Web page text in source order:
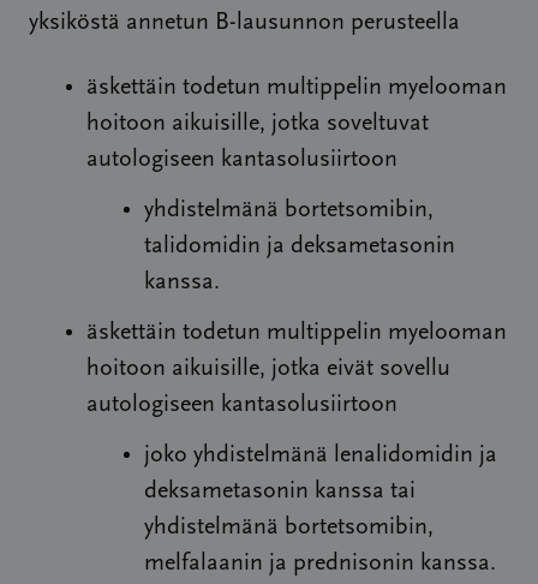
yksiköstä annetun B-lausunnon perusteella
äskettäin todetun multippelin myelooman
hoitoon aikuisille, jotka soveltuvat
autologiseen kantasolusiirtoon
yhdistelmänä bortetsomibin,
talidomidin ja deksametasonin
kanssa.
äskettäin todetun multippelin myelooman
hoitoon aikuisille, jotka eivät sovellu
autologiseen kantasolusiirtoon
joko yhdistelmänä lenalidomidin ja
deksametasonin kanssa tai
yhdistelmänä bortetsomibin,
melfalaanin ja prednisonin kanssa.